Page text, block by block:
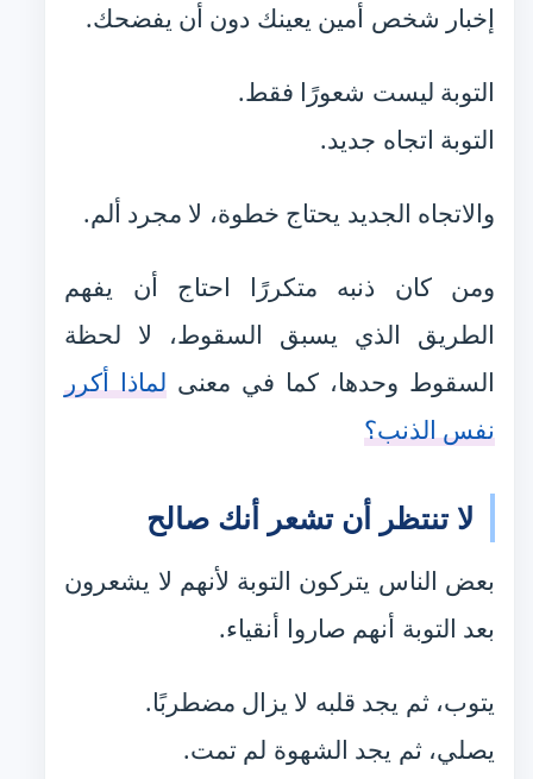
إخبار شخص أمين يعينك دون أن يفضحك.
التوبة ليست شعورًا فقط.
التوبة اتجاه جديد.
والاتجاه الجديد يحتاج خطوة، لا مجرد ألم.
ومن كان ذنبه متكررًا احتاج أن يفهم
الطريق الذي يسبق السقوط، لا لحظة
السقوط وحدها، كما في معنى لماذا أكرر
نفس الذنب؟
لا تنتظر أن تشعر أنك صالح
بعض الناس يتركون التوبة لأنهم لا يشعرون
بعد التوبة أنهم صاروا أنقياء.
يتوب، ثم يجد قلبه لا يزال مضطربًا.
يصلي، ثم يجد الشهوة لم تمت.